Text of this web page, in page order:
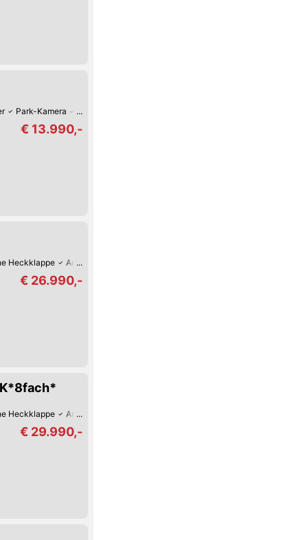
Park-Kamera Park-Assistent hinten
€ 13.990,-
Heckklappe Armstütze
€ 26.990,-
Heckklappe Armstütze
€ 29.990,-